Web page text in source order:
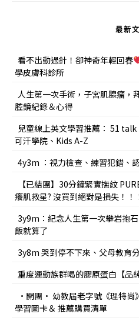
最新
看不出動過針！卻神奇年輕回春
學皮膚科診所
人生第一次手術，子宮肌腺瘤，
腔鏡紀錄＆心得
兒童線上英文學習推薦： 51
可汗學院、Kids A-Z
4y3m ：視力檢查、練習犯錯、
【已結團】30分鐘緊實撫紋
癢肌救星? 沒買到絕對是損失！！
3y9m：紀念人生第一次攀岩抱
飯就算了
3y8m 哭到停不下來、父母教育
重度運動族群喝的膠原蛋白【品
•開團• 幼教屆老字號《理特尚
學習圖卡＆ 推薦購買清單